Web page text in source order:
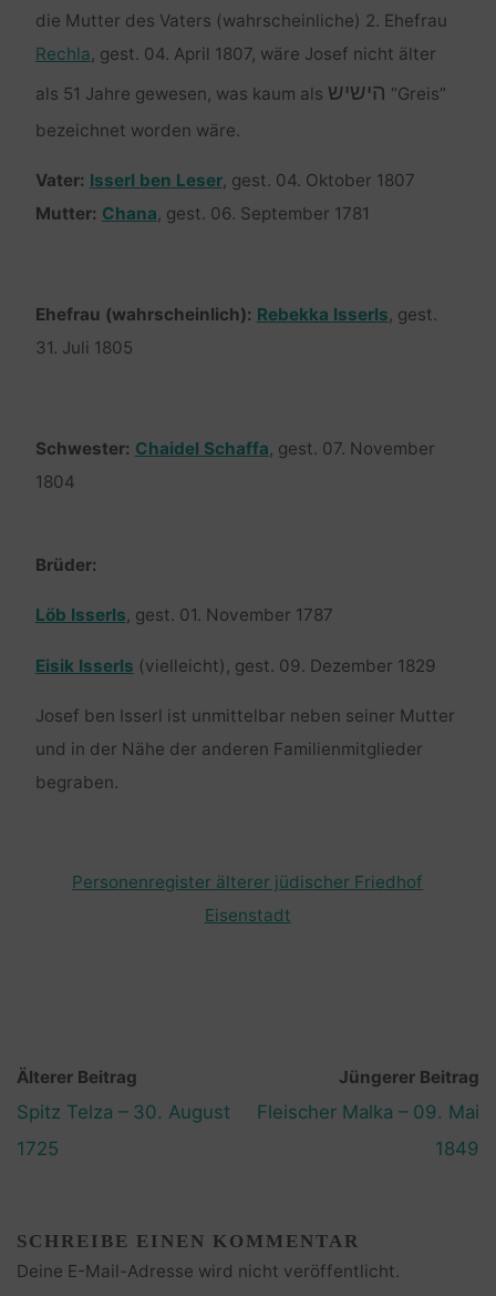
die Mutter des Vaters (wahrscheinliche) 2. Ehefrau
Rechla, gest. 04. April 1807, wäre Josef nicht älter
als 51 Jahre gewesen, was kaum als הישיש “Greis”
bezeichnet worden wäre.
Vater: Isserl ben Leser, gest. 04. Oktober 1807
Mutter: Chana, gest. 06. September 1781
Ehefrau (wahrscheinlich): Rebekka Isserls, gest.
31. Juli 1805
Schwester: Chaidel Schaffa, gest. 07. November
1804
Brüder:
Löb Isserls, gest. 01. November 1787
Eisik Isserls (vielleicht), gest. 09. Dezember 1829
Josef ben Isserl ist unmittelbar neben seiner Mutter
und in der Nähe der anderen Familienmitglieder
begraben.
Personenregister älterer jüdischer Friedhof
Eisenstadt
Älterer Beitrag
Spitz Telza – 30. August
1725
Jüngerer Beitrag
Fleischer Malka – 09. Mai
1849
SCHREIBE EINEN KOMMENTAR
Deine E-Mail-Adresse wird nicht veröffentlicht.